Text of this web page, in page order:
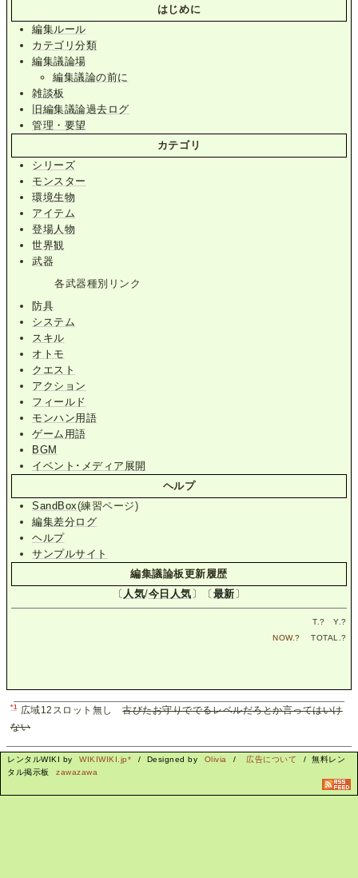
はじめに
編集ルール
カテゴリ分類
編集議論場
編集議論の前に
雑談板
旧編集議論過去ログ
管理・要望
カテゴリ
シリーズ
モンスター
環境生物
アイテム
登場人物
世界観
武器
各武器種別リンク
防具
システム
スキル
オトモ
クエスト
アクション
フィールド
モンハン用語
ゲーム用語
BGM
イベント･メディア展開
ヘルプ
SandBox(練習ページ)
編集差分ログ
ヘルプ
サンプルサイト
編集議論板更新履歴
〔 人気/今日人気 〕〔 最新 〕
T.? Y.?
NOW.? TOTAL.?
*1 広域12スロット無し古びたお守りででるレベルだろとか言ってはいけ
ない
レンタルWIKI by WIKIWIKI.jp* / Designed by Olivia / 広告について
/ 無料レン
タル掲示板
zawazawa